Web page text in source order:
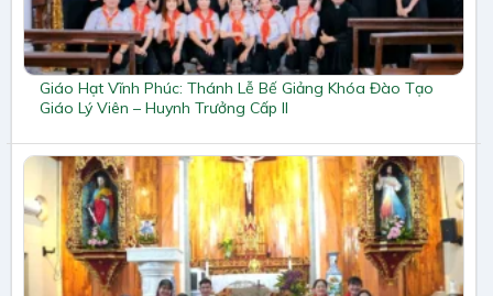
Giáo Hạt Vĩnh Phúc: Thánh Lễ Bế Giảng Khóa Đào Tạo
Giáo Lý Viên – Huynh Trưởng Cấp II